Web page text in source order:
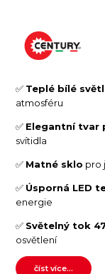
✅ Teplé bílé
atmosféru
✅ Elegantní tvar
svítidla
✅ Matné sklo pro
✅ Úsporná LED
energie
✅ Světelný tok
osvětlení
číst více...